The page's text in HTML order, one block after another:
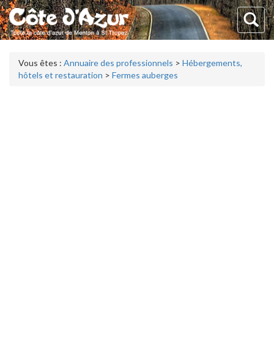
Vous êtes : Annuaire des professionnels > Hébergements,
hôtels et restauration > Fermes auberges